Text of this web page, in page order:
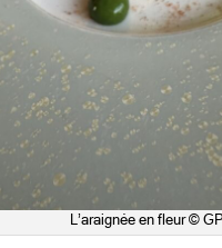
L’araignée en fleur © GP